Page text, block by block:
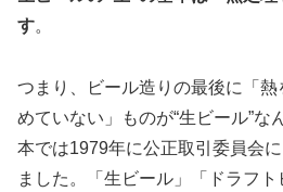
す。
つまり、ビール造りの最後に「
めていない」ものが“生ビール”な
本では1979年に公正取引委員会
ました。「生ビール」「ドラフ